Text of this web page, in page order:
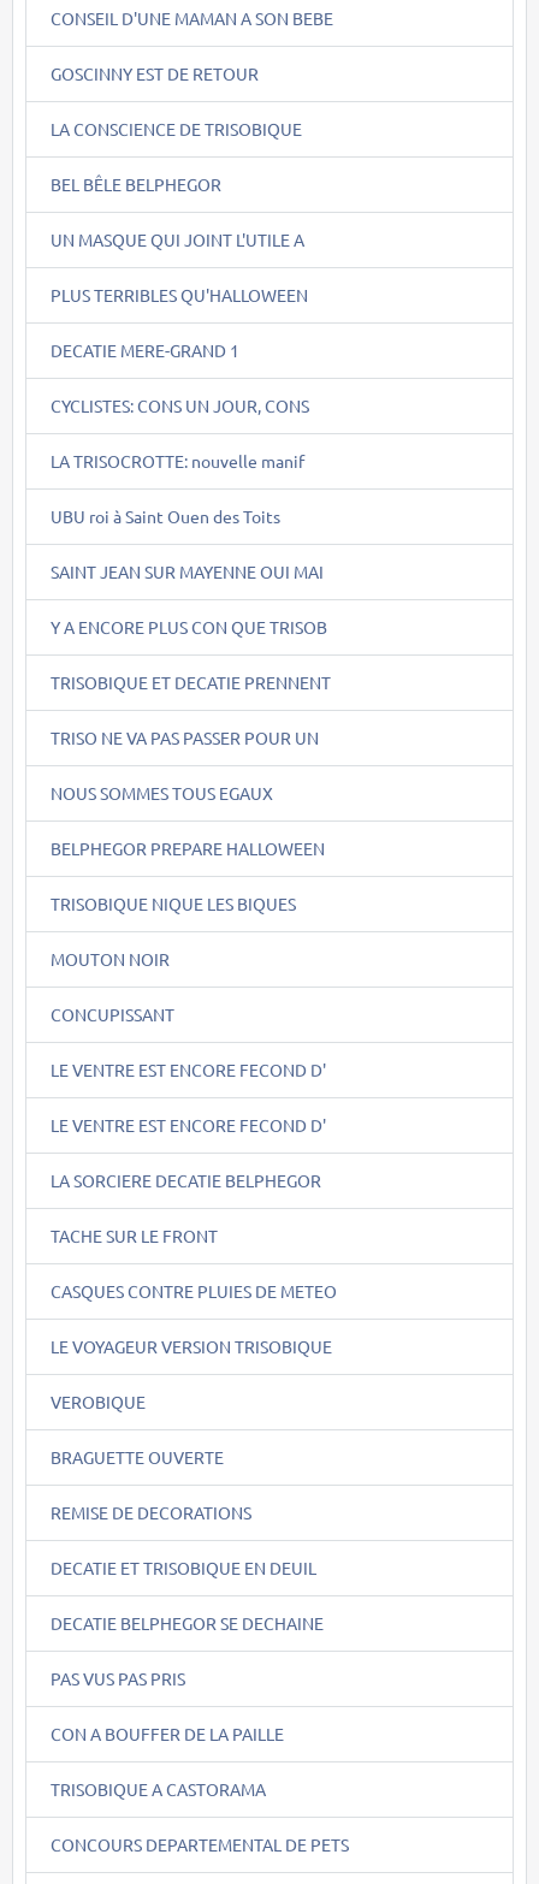
CONSEIL D'UNE MAMAN A SON BEBE
GOSCINNY EST DE RETOUR
LA CONSCIENCE DE TRISOBIQUE
BEL BÊLE BELPHEGOR
UN MASQUE QUI JOINT L'UTILE A
PLUS TERRIBLES QU'HALLOWEEN
DECATIE MERE-GRAND 1
CYCLISTES: CONS UN JOUR, CONS
LA TRISOCROTTE: nouvelle manif
UBU roi à Saint Ouen des Toits
SAINT JEAN SUR MAYENNE OUI MAI
Y A ENCORE PLUS CON QUE TRISOB
TRISOBIQUE ET DECATIE PRENNENT
TRISO NE VA PAS PASSER POUR UN
NOUS SOMMES TOUS EGAUX
BELPHEGOR PREPARE HALLOWEEN
TRISOBIQUE NIQUE LES BIQUES
MOUTON NOIR
CONCUPISSANT
LE VENTRE EST ENCORE FECOND D'
LE VENTRE EST ENCORE FECOND D'
LA SORCIERE DECATIE BELPHEGOR
TACHE SUR LE FRONT
CASQUES CONTRE PLUIES DE METEO
LE VOYAGEUR VERSION TRISOBIQUE
VEROBIQUE
BRAGUETTE OUVERTE
REMISE DE DECORATIONS
DECATIE ET TRISOBIQUE EN DEUIL
DECATIE BELPHEGOR SE DECHAINE
PAS VUS PAS PRIS
CON A BOUFFER DE LA PAILLE
TRISOBIQUE A CASTORAMA
CONCOURS DEPARTEMENTAL DE PETS